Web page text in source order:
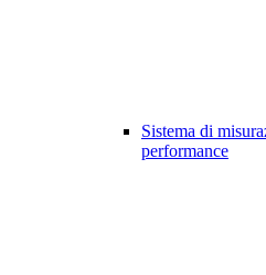
Sistema di
performance